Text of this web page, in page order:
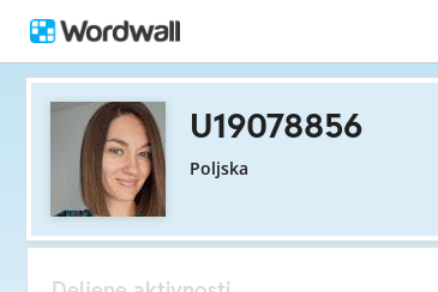
U19078856
Poljska